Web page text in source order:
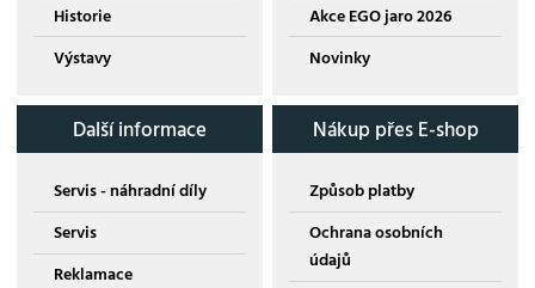
Historie
Výstavy
Akce EGO jaro 2026
Novinky
Další informace
Servis - náhradní díly
Servis
Reklamace
Nákup přes E-shop
Způsob platby
Ochrana osobních
údajů